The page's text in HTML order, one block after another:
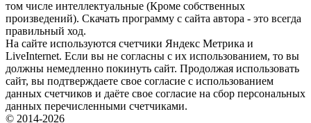
том числе интеллектуальные (Кроме собственных
произведений). Скачать программу с сайта автора - это всегда
правильный ход.
На сайте используются счетчики Яндекс Метрика и
LiveInternet. Если вы не согласны с их использованием, то вы
должны немедленно покинуть сайт. Продолжая использовать
сайт, вы подтверждаете свое согласие с использованием
данных счетчиков и даёте свое согласие на сбор персональных
данных перечисленными счетчиками.
© 2014-2026